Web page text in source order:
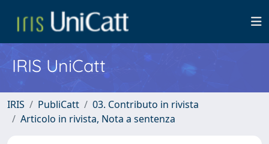
IRIS UniCatt
IRIS PubliCatt
03. Contributo in rivista
Articolo in rivista, Nota a sentenza